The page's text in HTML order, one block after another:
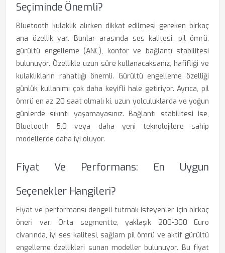
Seçiminde Önemli?
Bluetooth kulaklık alırken dikkat edilmesi gereken birkaç
ana özellik var. Bunlar arasında ses kalitesi, pil ömrü,
gürültü engelleme (ANC), konfor ve bağlantı stabilitesi
bulunuyor. Özellikle uzun süre kullanacaksanız, hafifliği ve
kulaklıkların rahatlığı önemli. Gürültü engelleme özelliği
günlük kullanımı çok daha keyifli hale getiriyor. Ayrıca, pil
ömrü en az 20 saat olmalı ki, uzun yolculuklarda ve yoğun
günlerde sıkıntı yaşamayasınız. Bağlantı stabilitesi ise,
Bluetooth 5.0 veya daha yeni teknolojilere sahip
modellerde daha iyi oluyor.
Fiyat Ve Performans: En Uygun
Seçenekler Hangileri?
Fiyat ve performansı dengeli tutmak isteyenler için birkaç
öneri var. Orta segmentte, yaklaşık 200-300 Euro
civarında, iyi ses kalitesi, sağlam pil ömrü ve aktif gürültü
engelleme özellikleri sunan modeller bulunuyor. Bu fiyat